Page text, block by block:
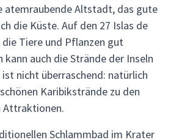
atemraubende Altstadt, das gute
die Küste. Auf den 27 Islas de
die Tiere und Pflanzen gut
kann auch die Strände der Inseln
nicht überraschend: natürlich
Karibikstrände zu den
Attraktionen.
Schlammbad im Krater